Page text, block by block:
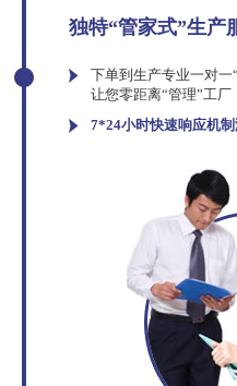
独特“管家式”生产
下单到生产专业一对一
让您零距离“管理”工厂
7*24小时快速响应机